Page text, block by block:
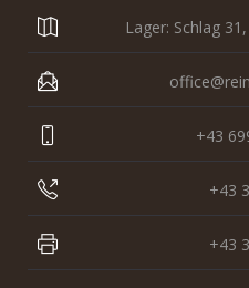
Lager: Schlag
+43
+43
+43